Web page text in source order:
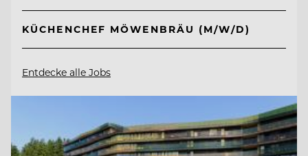
KÜCHENCHEF MÖWENBRÄU (M/W/D)
Entdecke alle Jobs